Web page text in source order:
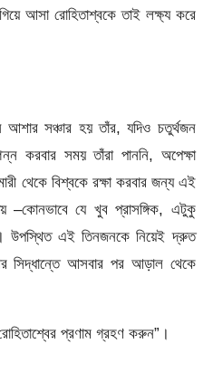
আসা রোহিতাশ্বকে তাই লক্ষ্য করে
আশার সঞ্চার হয় তাঁর, যদিও চতুর্থজন
করবার সময় তাঁরা পাননি, অপেক্ষা
থেকে বিশ্বকে রক্ষা করবার জন্য এই
–কোনভাবে যে খুব প্রাসঙ্গিক, এটুকু
উপস্থিত এই তিনজনকে নিয়েই দ্রুত
সিদ্ধান্তে আসবার পর আড়াল থেকে
প্রণাম গ্রহণ করুন”।